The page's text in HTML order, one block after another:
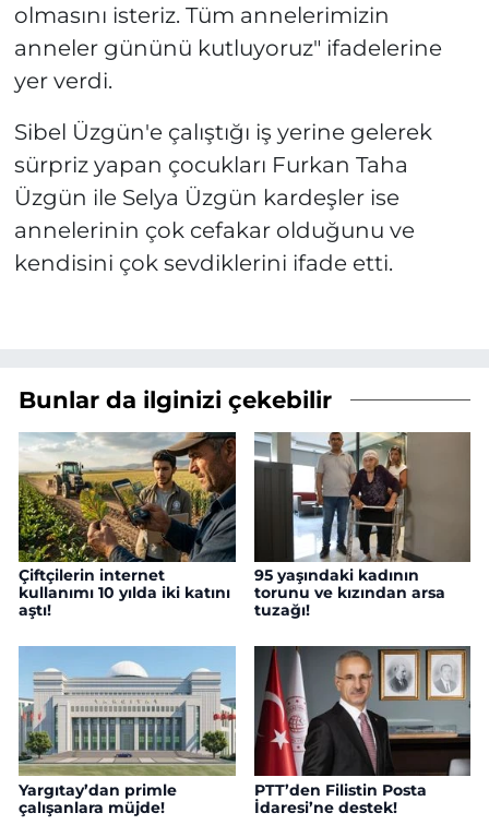
olmasını isteriz. Tüm annelerimizin
anneler gününü kutluyoruz" ifadelerine
yer verdi.
Sibel Üzgün'e çalıştığı iş yerine gelerek
sürpriz yapan çocukları Furkan Taha
Üzgün ile Selya Üzgün kardeşler ise
annelerinin çok cefakar olduğunu ve
kendisini çok sevdiklerini ifade etti.
Bunlar da ilginizi çekebilir
Çiftçilerin internet
kullanımı 10 yılda iki katını
aştı!
95 yaşındaki kadının
torunu ve kızından arsa
tuzağı!
Yargıtay’dan primle
çalışanlara müjde!
PTT’den Filistin Posta
İdaresi’ne destek!